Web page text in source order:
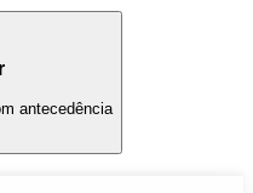
antecedência